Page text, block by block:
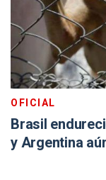
OFICIAL
Brasil
y Argentina